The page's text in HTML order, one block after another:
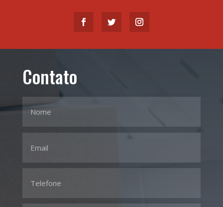
Contato